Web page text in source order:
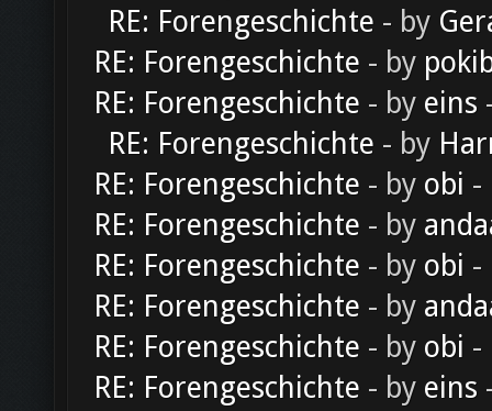
RE: Forengeschichte - by
RE: Forengeschichte - by
RE: Forengeschichte - by eins
RE: Forengeschichte - by
RE: Forengeschichte - by obi -
RE: Forengeschichte - by
RE: Forengeschichte - by obi -
RE: Forengeschichte - by
RE: Forengeschichte - by obi -
RE: Forengeschichte - by eins